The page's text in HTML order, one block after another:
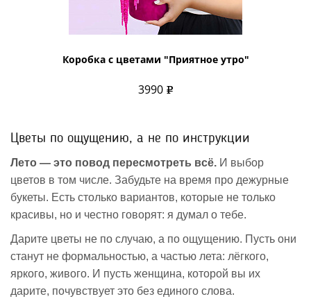
Коробка с цветами "Приятное утро"
3990
Цветы по ощущению, а не по инструкции
Лето — это повод пересмотреть всё. И выбор
цветов в том числе. Забудьте на время про дежурные
букеты. Есть столько вариантов, которые не только
красивы, но и честно говорят: я думал о тебе.
Дарите цветы не по случаю, а по ощущению. Пусть они
станут не формальностью, а частью лета: лёгкого,
яркого, живого. И пусть женщина, которой вы их
дарите, почувствует это без единого слова.